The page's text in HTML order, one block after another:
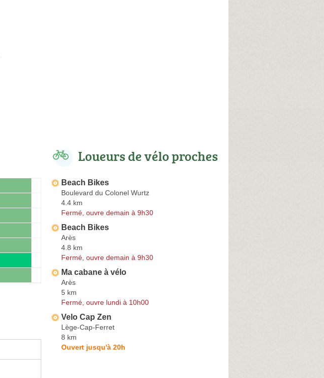
Loueurs de vélo proches
Beach Bikes
Boulevard du Colonel Wurtz
4.4 km
Fermé, ouvre demain à 9h30
Beach Bikes
Arès
4.8 km
Fermé, ouvre demain à 9h30
Ma cabane à vélo
Arès
5 km
Fermé, ouvre lundi à 10h00
Velo Cap Zen
Lège-Cap-Ferret
8 km
Ouvert jusqu'à 20h